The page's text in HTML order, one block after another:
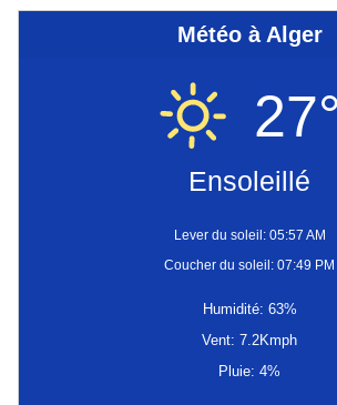
Météo à Alger
27°
Ensoleillé
Lever du soleil: 05:57 AM
Coucher du soleil: 07:49 PM
Humidité: 63%
Vent: 7.2Kmph
Pluie: 4%